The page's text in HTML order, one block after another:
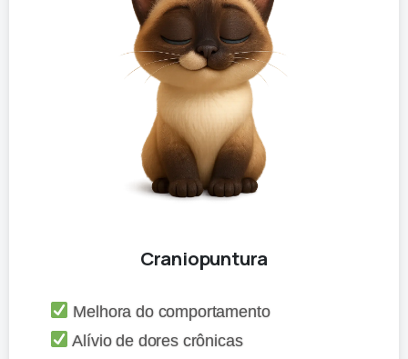
Craniopuntura
Melhora do comportamento
Alívio de dores crônicas